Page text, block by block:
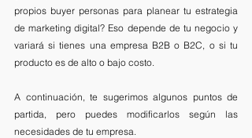
propios buyer personas para planear tu estrategia
de marketing digital? Eso depende de tu negocio y
variará si tienes una empresa B2B o B2C, o si tu
producto es de alto o bajo costo.
A continuación, te sugerimos algunos puntos de
partida, pero puedes modificarlos según las
necesidades de tu empresa.